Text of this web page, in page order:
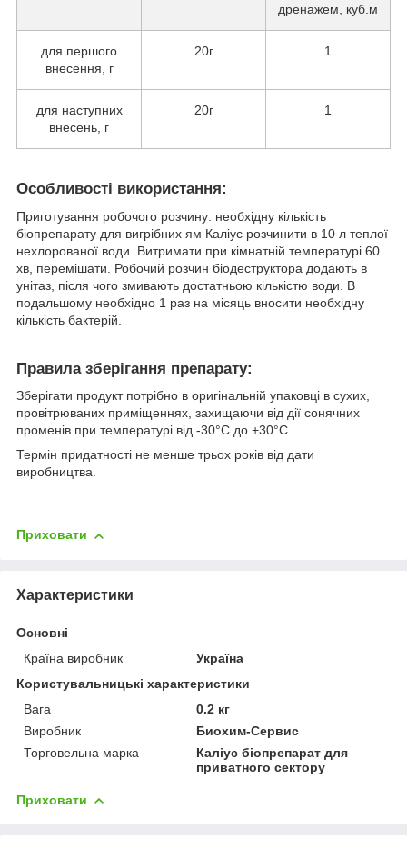
дренажем, куб.м
для першого
внесення, г
20г 1
для наступних
внесень, г
20г 1
Особливості використання:
Приготування робочого розчину: необхідну кількість
біопрепарату для вигрібних ям Каліус розчинити в 10 л теплої
нехлорованої води. Витримати при кімнатній температурі 60
хв, перемішати. Робочий розчин біодеструктора додають в
унітаз, після чого змивають достатньою кількістю води. В
подальшому необхідно 1 раз на місяць вносити необхідну
кількість бактерій.
Правила зберігання препарату:
Зберігати продукт потрібно в оригінальній упаковці в сухих,
провітрюваних приміщеннях, захищаючи від дії сонячних
променів при температурі від -30°С до +30°С.
Термін придатності не менше трьох років від дати
виробництва.
Приховати
Характеристики
Основні
Країна виробник
Україна
Користувальницькі характеристики
Вага
0.2 кг
Виробник
Биохим-Сервис
Торговельна марка
Каліус біопрепарат для
приватного сектору
Приховати